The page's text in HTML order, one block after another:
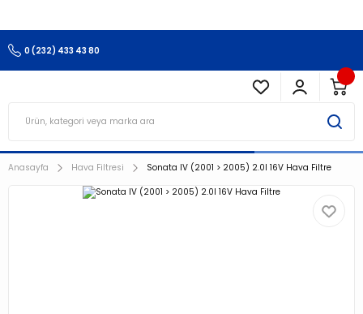
0 (232) 433 43 80
Anasayfa Hava Filtresi Sonata IV (2001 > 2005) 2.0I 16V Hava Filtre